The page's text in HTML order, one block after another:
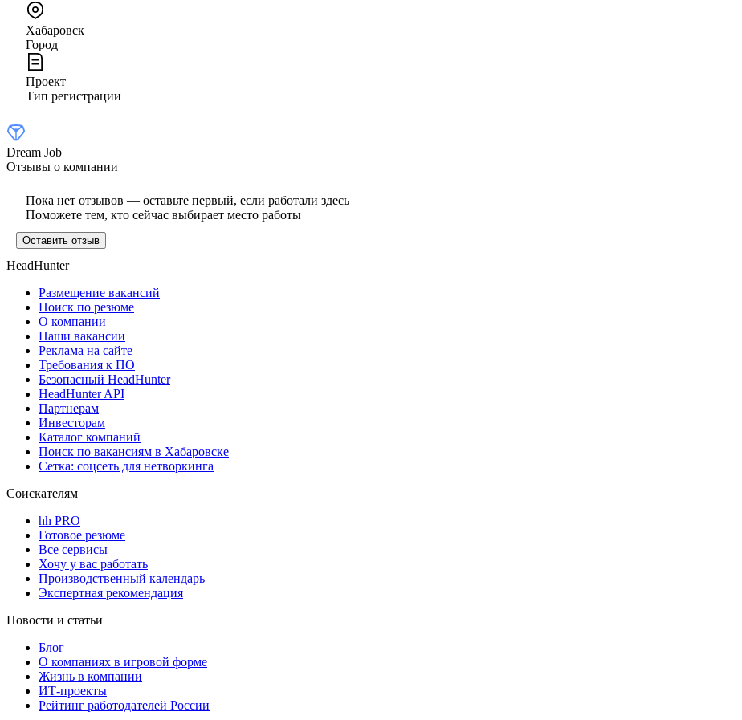
Хабаровск
Город
Проект
Тип регистрации
Dream Job
Отзывы о компании
Пока нет отзывов — оставьте первый, если работали здесь
Поможете тем, кто сейчас выбирает место работы
Оставить отзыв
HeadHunter
Размещение вакансий
Поиск по резюме
О компании
Наши вакансии
Реклама на сайте
Требования к ПО
Безопасный HeadHunter
HeadHunter API
Партнерам
Инвесторам
Каталог компаний
Поиск по вакансиям в Хабаровске
Сетка: соцсеть для нетворкинга
Соискателям
hh PRO
Готовое резюме
Все сервисы
Хочу у вас работать
Производственный календарь
Экспертная рекомендация
Новости и статьи
Блог
О компаниях в игровой форме
Жизнь в компании
ИТ-проекты
Рейтинг работодателей России